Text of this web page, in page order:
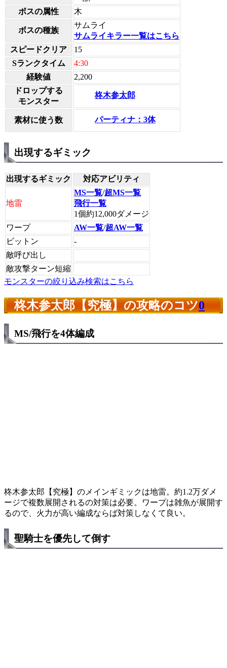
ボスの属性
木
ボスの種族
サムライ
サムライキラー一覧はこちら
スピードクリア
15
Sランクタイム
4:30
経験値
2,200
ドロップする
モンスター
柊木参太郎
素材に使う数 パーティナ：3体
出現するギミック
出現するギミック 対応アビリティ
地雷
MS一覧/超MS一覧
飛行一覧
1個約12,000ダメージ
ワープ
AW一覧/超AW一覧
ビットン
-
敵呼び出し
敵攻撃ターン短縮
モンスターの絞り込み検索はこちら
柊木参太郎【究極】の攻略のコツ0
MS/飛行を4体編成
柊木参太郎【究極】のメインギミックは地雷。約1.2万ダメ
ージで複数展開されるの対策は必要。ワープは雑魚が展開す
るので、火力が高い編成ならば対策しなくて良い。
聖騎士を優先して倒す